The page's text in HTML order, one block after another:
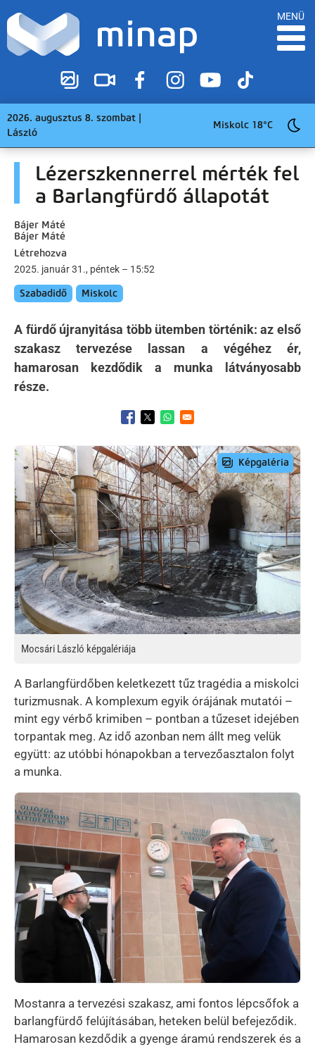
MENÜ
2026. augusztus 8. szombat |
László
Miskolc 18°C
Lézerszkennerrel mérték fel
a Barlangfürdő állapotát
Bájer Máté
Bájer Máté
Létrehozva
2025. január 31., péntek – 15:52
Szabadidő Miskolc
A fürdő újranyitása több ütemben történik: az első
szakasz tervezése lassan a végéhez ér,
hamarosan kezdődik a munka látványosabb
része.
Opens in a new window
Opens in a new window
Opens in a new window
Preview Image
Mocsári László képgalériája
A Barlangfürdőben keletkezett tűz tragédia a miskolci
turizmusnak. A komplexum egyik órájának mutatói –
mint egy vérbő krimiben – pontban a tűzeset idejében
torpantak meg. Az idő azonban nem állt meg velük
együtt: az utóbbi hónapokban a tervezőasztalon folyt
a munka.
Kép
Mostanra a tervezési szakasz, ami fontos lépcsőfok a
barlangfürdő felújításában, heteken belül befejeződik.
Hamarosan kezdődik a gyenge áramú rendszerek és a